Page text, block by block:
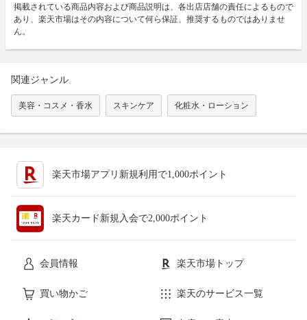
掲載されている商品内容および商品説明は、各出店店舗の責任によるもので
あり、楽天市場はその内容について何ら保証、推奨するものではありませ
ん。
関連ジャンル
美容・コスメ・香水 スキンケア 化粧水・ローション
楽天市場アプリ新規利用で1,000ポイント
楽天カード新規入会で2,000ポイント
会員情報 楽天市場トップ
買い物かご 楽天のサービス一覧